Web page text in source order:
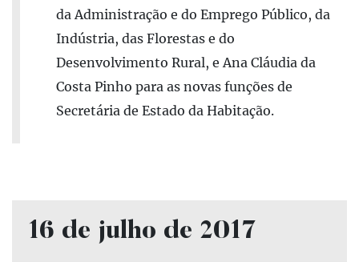
da Administração e do Emprego Público, da
Indústria, das Florestas e do
Desenvolvimento Rural, e Ana Cláudia da
Costa Pinho para as novas funções de
Secretária de Estado da Habitação.
16 de julho de 2017